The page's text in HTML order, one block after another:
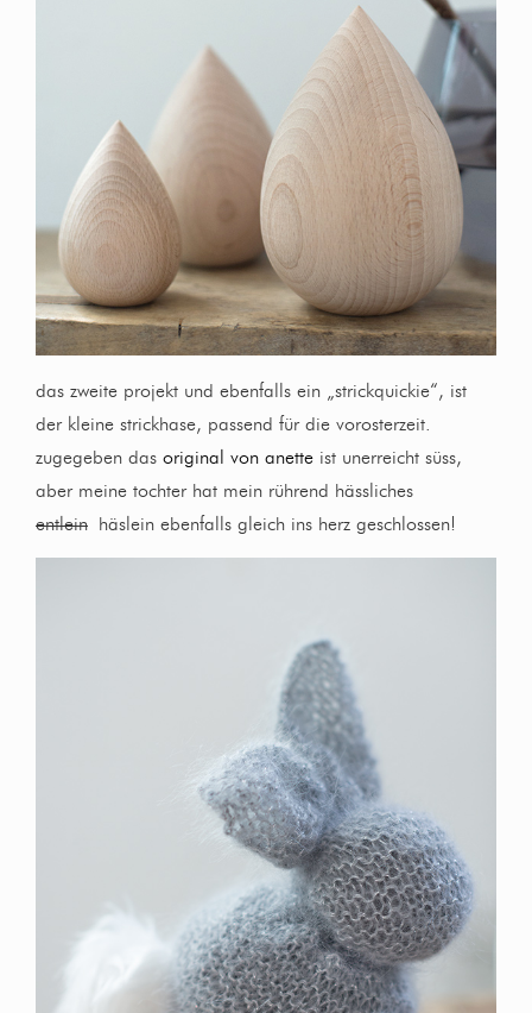
das zweite projekt und ebenfalls ein „strickquickie“, ist
der kleine strickhase, passend für die vorosterzeit.
zugegeben das original von anette ist unerreicht süss,
aber meine tochter hat mein rührend hässliches
entlein häslein ebenfalls gleich ins herz geschlossen!